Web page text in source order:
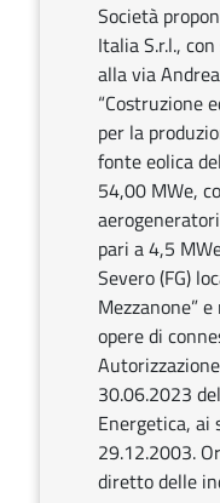
Società
Italia S.r.l.,
alla via
“Costruzione
per la
fonte eolica
54,00 MWe,
pari a 4,5
Severo (FG)
Mezzanone”
opere di
30.06.2023
Energetica, ai
29.12.2003.
diretto delle